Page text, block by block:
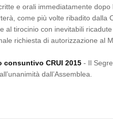
e orali immediatamente
come più volte ribadito dalla
al tirocinio con inevitabili
richiesta di autorizzazione al
CRUI 2015 - Il
dall’Assemblea.